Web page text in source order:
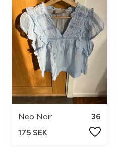
Neo Noir
36
175 SEK